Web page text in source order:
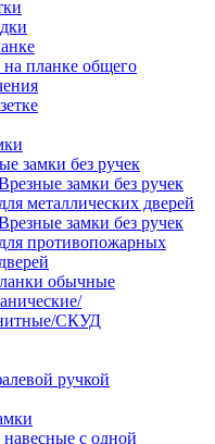
планке общего
замки без ручек
замки без ручек
для металлических дверей
замки без ручек
для противопожарных
дверей
обычные
СКУД
ручкой
с одной